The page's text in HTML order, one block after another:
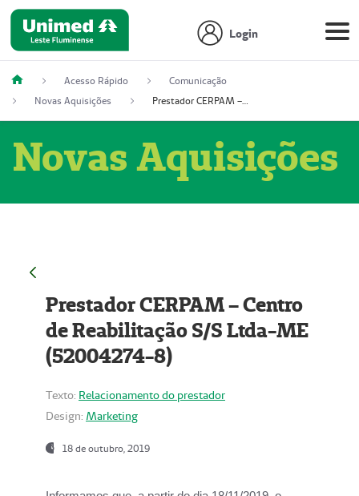
Login
Acesso Rápido
Comunicação
Novas Aquisições
Prestador CERPAM – Centro de Reabilitação S/S Ltda-ME (52004274-8)
Novas Aquisições
Prestador CERPAM – Centro
de Reabilitação S/S Ltda-ME
(52004274-8)
Texto: Relacionamento do prestador
Design: Marketing
18 de outubro, 2019